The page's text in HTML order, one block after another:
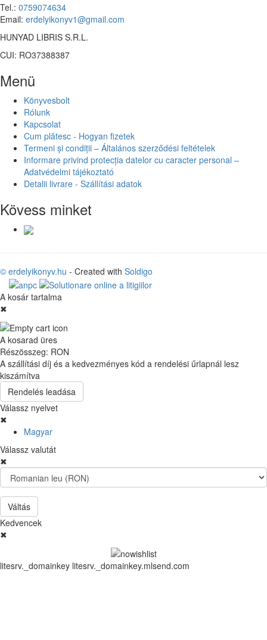
Tel.: 0759074634
Email: erdelyikonyv1@gmail.com
HUNYAD LIBRIS S.R.L.
CUI: RO37388387
Menü
Könyvesbolt
Rólunk
Kapcsolat
Cum plătesc - Hogyan fizetek
Termeni și condiții – Általános szerződési feltételek
Informare privind protecția datelor cu caracter personal –
Adatvédelmi tájékoztató
Detalii livrare - Szállítási adatok
Kövess minket
© erdelyikonyv.hu - Created with Soldigo
A kosár tartalma
✖
A kosarad üres
Részösszeg: RON
A szállítási díj és a kedvezményes kód a rendelési űrlapnál lesz
kiszámítva
Rendelés leadása
Válassz nyelvet
✖
Magyar
Válassz valutát
✖
Váltás
Kedvencek
✖
litesrv._domainkey litesrv._domainkey.mlsend.com